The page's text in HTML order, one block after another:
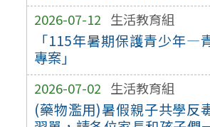
2026-07-12 生活教育組
「115年暑期保護青少年—
專案」
2026-07-02 生活教育組
(藥物濫用)暑假親子共學反